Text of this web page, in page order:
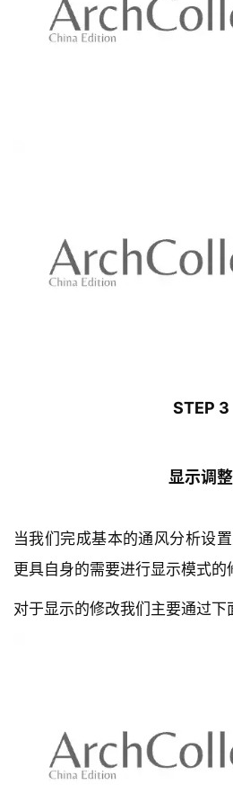
STEP 3
显示调整
当我们完成基本的通风分析设
更具自身的需要进行显示模式的
对于显示的修改我们主要通过下